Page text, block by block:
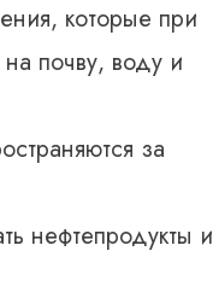
которые при
почву, воду и
за
нефтепродукты и